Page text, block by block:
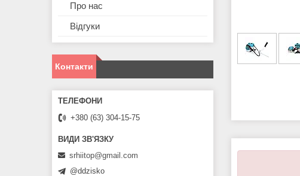
Про нас
Відгуки
Контакти
+380 (63) 304-15-75
srhiitop@gmail.com
@ddzisko